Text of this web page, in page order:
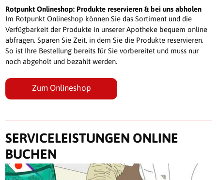
Rotpunkt Onlineshop: Produkte reservieren & bei uns abholen
Im Rotpunkt Onlineshop können Sie das Sortiment und die
Verfügbarkeit der Produkte in unserer Apotheke bequem online
abfragen. Sparen Sie Zeit, in dem Sie die Produkte reservieren.
So ist Ihre Bestellung bereits für Sie vorbereitet und muss nur
noch abgeholt und bezahlt werden.
Zum Onlineshop
SERVICELEISTUNGEN ONLINE
BUCHEN